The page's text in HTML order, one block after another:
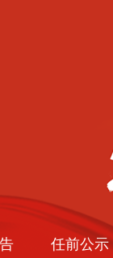
任前公示